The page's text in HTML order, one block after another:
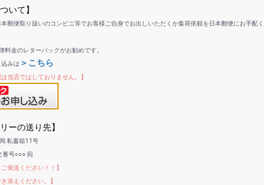
いて】
郵便取り扱いのコンビニ等でお客様ご自身でお出しいただくか集荷依頼を日本郵便にお手配く
料金のレターパックがお勧めです。
みは ＞こちら
当店ではしておりません。】
ーの送り先】
私書箱11号
番号○○○ 宛
発送ください！！】
添えください。】